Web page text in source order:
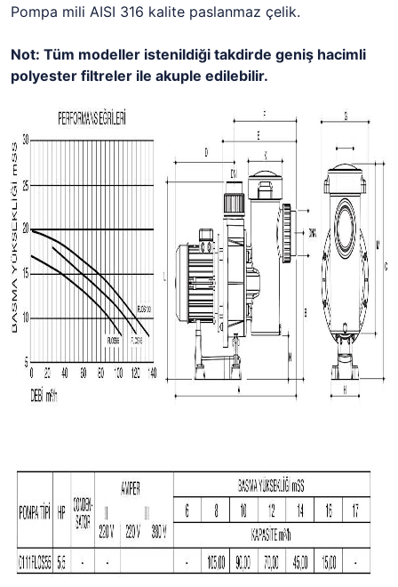
Pompa mili AISI 316 kalite paslanmaz çelik.
Not: Tüm modeller istenildiği takdirde geniş hacimli
polyester filtreler ile akuple edilebilir.